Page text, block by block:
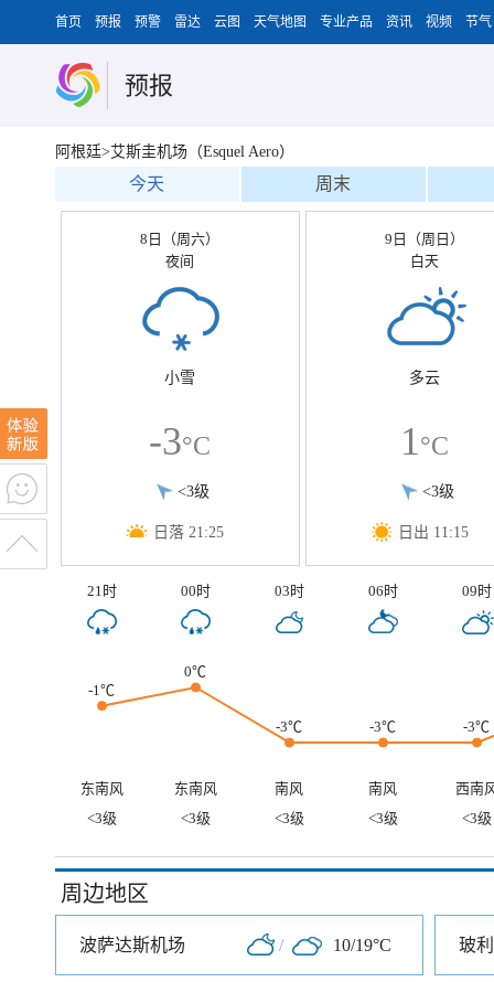
首页 预报 预警 雷达 云图 天气地图 专业产品 资讯 视频 节气
预报
阿根廷>艾斯圭机场（Esquel Aero）
今天 周末
8日（周六）
夜间
小雪
-3°C
<3级
日落 21:25
9日（周日）
白天
多云
1°C
<3级
日出 11:15
21时 00时 03时 06时 09时
-1℃
0℃
-3℃ -3℃ -3℃
东南风 东南风 南风 南风
西南
<3级
<3级 <3级 <3级 <3级
周边地区
波萨达斯机场 / 10/19°C 玻